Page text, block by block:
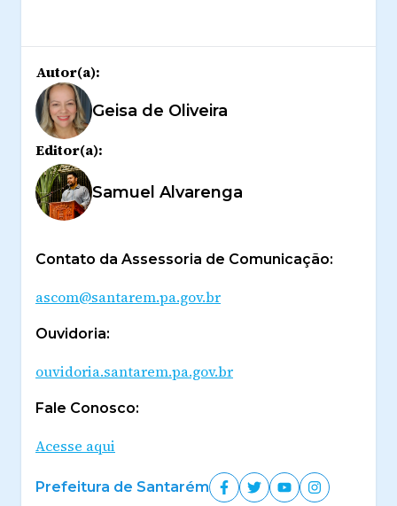
Autor(a):
Geisa de Oliveira
Editor(a):
Samuel Alvarenga
Contato da Assessoria de Comunicação:
ascom@santarem.pa.gov.br
Ouvidoria:
ouvidoria.santarem.pa.gov.br
Fale Conosco:
Acesse aqui
Prefeitura de Santarém